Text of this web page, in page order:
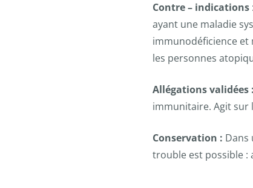
Contre – indications
ayant une maladie
immunodéficience et
les personnes
Allégations validées :
immunitaire. Agit sur
Conservation : Dans
trouble est possible :